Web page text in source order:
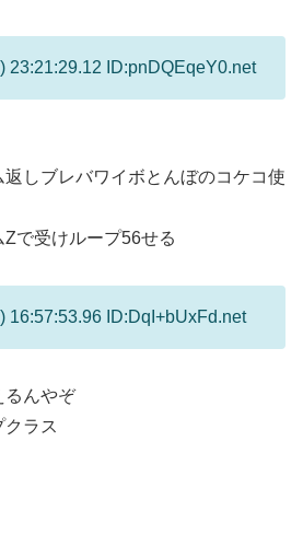
23:21:29.12 ID:pnDQEqeY0.net
しブレバワイボとんぼのコケコ使
で受けループ56せる
16:57:53.96 ID:DqI+bUxFd.net
るんやぞ
クラス